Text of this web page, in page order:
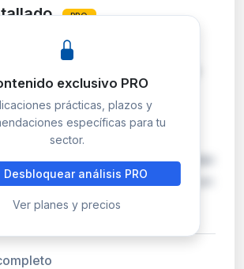
PRO
resuelve la convocatoria de
convocada el 18 de marzo de
al nombramiento del
para el puesto
designación es un
de provisión de puestos de trabajo
funcionarios de carrera, basado en
di…
exclusivo PRO
prácticas, plazos y
específicas para tu
sector.
Desbloquear análisis PRO
Ver planes y precios